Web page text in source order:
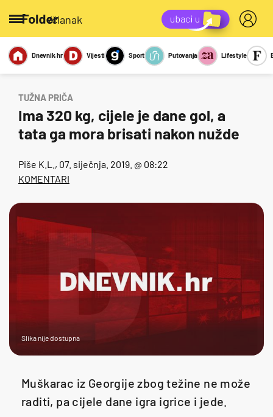
/članak
Miks Kviz
Report
Sexy
Dnevnik.hr Vijesti Sport Putovanja Lifestyle
TUŽNA PRIČA
Ima 320 kg, cijele je dane gol, a
tata ga mora brisati nakon nužde
Piše K.L. , 07. siječnja. 2019. @ 08:22
KOMENTARI
Slika nije dostupna
Muškarac iz Georgije zbog težine ne može
raditi, pa cijele dane igra igrice i jede.